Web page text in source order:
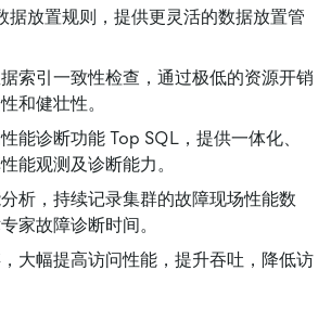
据放置规则，提供更灵活的数据放置管
索引一致性检查，通过极低的资源开销
和健壮性。
能诊断功能 Top SQL，提供一体化、
能观测及诊断能力。
析，持续记录集群的故障现场性能数
家故障诊断时间。
大幅提高访问性能，提升吞吐，降低访